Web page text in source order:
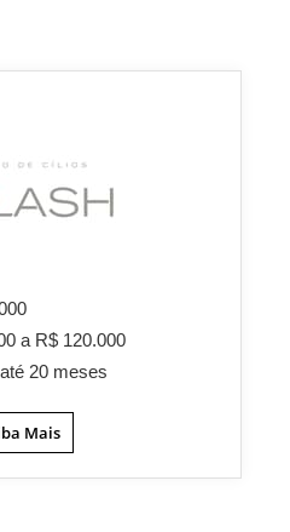
a R$ 120.000
20 meses
Mais